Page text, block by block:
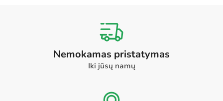
Nemokamas pristatymas
Iki jūsų namų